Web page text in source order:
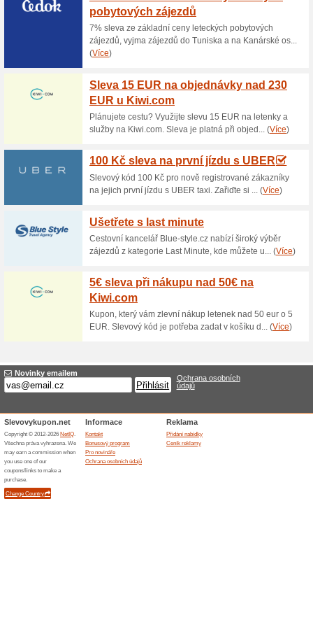
Aktuální slevy a
Yoga DVD for
100% fungovalo Akce
Instruktážní videa plných
které je třeba dodržovat.
autentických principech
100% fungovalo
Obsahuje olej z divoké růže,
klíčků (jsou přirozeně bohaté
B2, B3, B6, F, esenciální